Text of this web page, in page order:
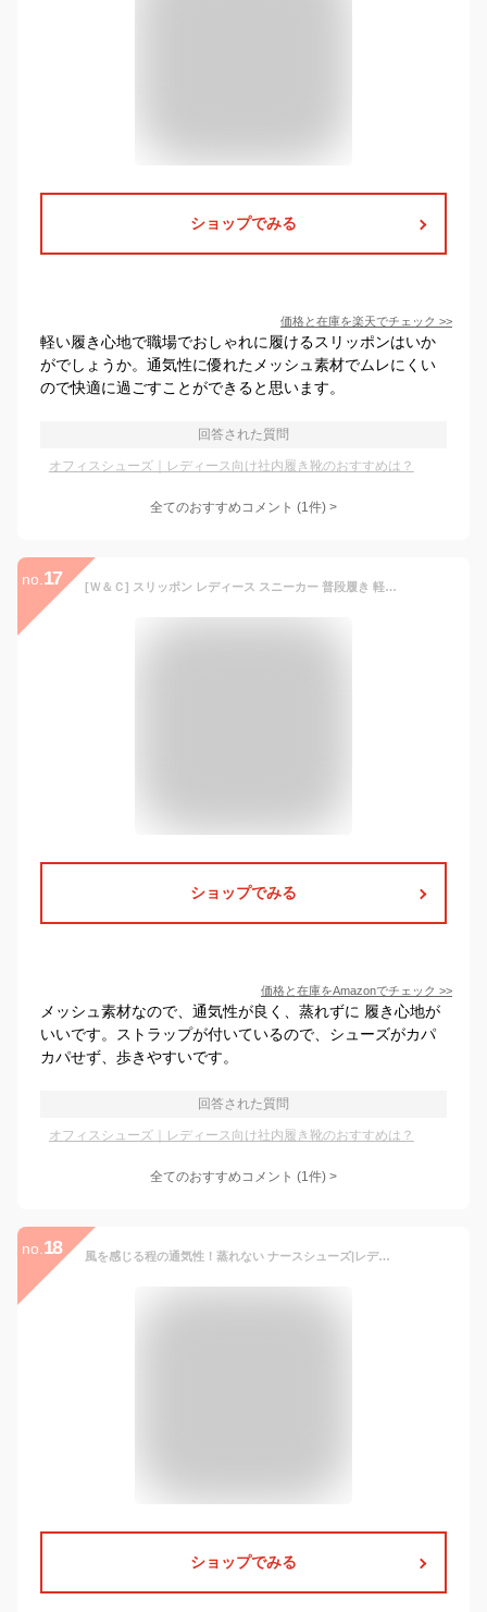
ショップでみる
価格と在庫を楽天でチェック >>
軽い履き心地で職場でおしゃれに履けるスリッポンはいか
がでしょうか。通気性に優れたメッシュ素材でムレにくい
ので快適に過ごすことができると思います。
回答された質問
オフィスシューズ｜レディース向け社内履き靴のおすすめは？
全てのおすすめコメント (1件) >
no. 17 [Ｗ＆Ｃ] スリッポン レディース スニーカー 普段履き 軽量 メッシュ かかと補強 ぺたんこ靴 蒸れない 靴 疲れない 屋外 通勤 美脚 室内 おしゃれ ブラック(#01 ブラック, 日本の靴のサイズ寸法, 大人, 数値, 3_e, 23.5 cm)
ショップでみる
価格と在庫をAmazonでチェック >>
メッシュ素材なので、通気性が良く、蒸れずに 履き心地が
いいです。ストラップが付いているので、シューズがカパ
カパせず、歩きやすいです。
回答された質問
オフィスシューズ｜レディース向け社内履き靴のおすすめは？
全てのおすすめコメント (1件) >
no. 18 風を感じる程の通気性！蒸れない ナースシューズ|レディース ナース服 メンズ 介護士 靴 制服 ナース 看護師 スニーカー 医療用シューズ 疲れにくい オフィス 立ち仕事
ショップでみる